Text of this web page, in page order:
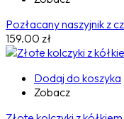
Pozłacany naszyjnik z
159.00 zł
Dodaj do koszyka
Zobacz